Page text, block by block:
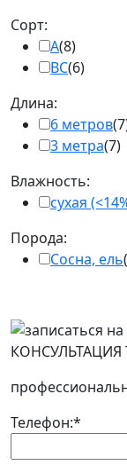
Сорт:
А(8)
BC(6)
Длина:
6 метров
3 метра(7)
Влажность:
сухая
Порода:
Сосна, ель
КОНСУЛЬТАЦИЯ
Телефон:*